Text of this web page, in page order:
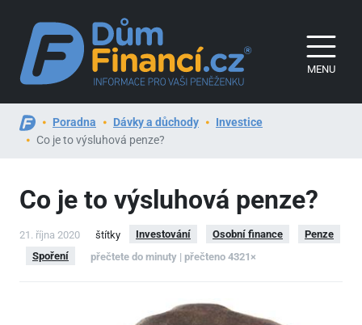
MENU
Poradna Dávky a důchody
Investice
Co je to výsluhová penze?
Co je to výsluhová penze?
21. října 2020 štítky Investování Osobní finance
Penze
Spoření
přečtete do minuty | přečteno 4321×